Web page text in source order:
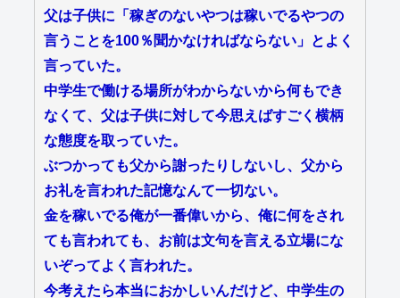
父は子供に「稼ぎのないやつは稼いでるやつの
言うことを100％聞かなければならない」とよく
言っていた。
中学生で働ける場所がわからないから何もでき
なくて、父は子供に対して今思えばすごく横柄
な態度を取っていた。
ぶつかっても父から謝ったりしないし、父から
お礼を言われた記憶なんて一切ない。
金を稼いでる俺が一番偉いから、俺に何をされ
ても言われても、お前は文句を言える立場にな
いぞってよく言われた。
今考えたら本当におかしいんだけど、中学生の